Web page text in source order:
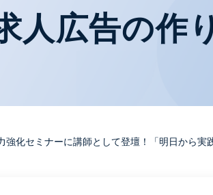
人広告の作
強化セミナーに講師として登壇！「明日から実